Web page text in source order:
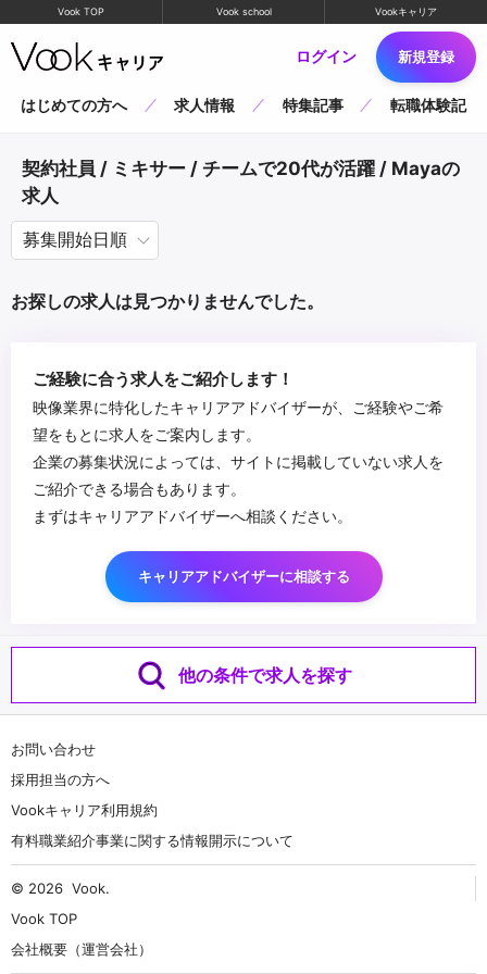
Vook TOP Vook school Vookキャリア
ログイン 新規登録
はじめての方へ 求人情報 特集記事 転職体験記
契約社員 / ミキサー / チームで20代が活躍 / Mayaの
求人
お探しの求人は見つかりませんでした。
ご経験に合う求人をご紹介します！
映像業界に特化したキャリアアドバイザーが、ご経験やご希
望をもとに求人をご案内します。
企業の募集状況によっては、サイトに掲載していない求人を
ご紹介できる場合もあります。
まずはキャリアアドバイザーへ相談ください。
キャリアアドバイザーに相談する
他の条件で求人を探す
お問い合わせ
採用担当の方へ
Vookキャリア利用規約
有料職業紹介事業に関する情報開示について
© 2026 Vook.
Vook TOP
会社概要（運営会社）